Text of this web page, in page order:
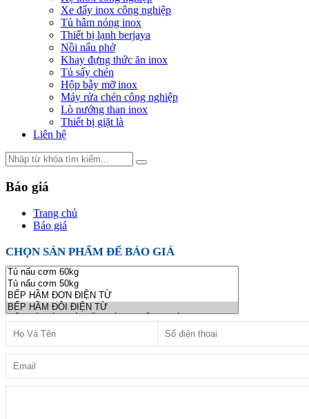
Xe đẩy inox công nghiệp
Tủ hâm nóng inox
Thiết bị lạnh berjaya
Nồi nấu phở
Khay đựng thức ăn inox
Tủ sấy chén
Hộp bẫy mỡ inox
Máy rửa chén công nghiệp
Lò nướng than inox
Thiết bị giặt là
Liên hệ
Báo giá
Trang chủ
Báo giá
CHỌN SẢN PHẨM ĐỂ BÁO GIÁ